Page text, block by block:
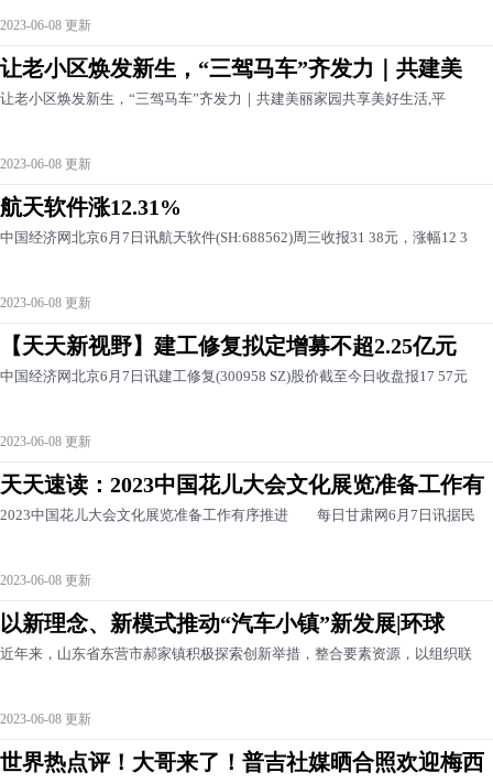
2023-06-08 更新
让老小区焕发新生，“三驾马车”齐发力｜共建美
让老小区焕发新生，“三驾马车”齐发力｜共建美丽家园共享美好生活,平
2023-06-08 更新
航天软件涨12.31%
中国经济网北京6月7日讯航天软件(SH:688562)周三收报31 38元，涨幅12 3
2023-06-08 更新
【天天新视野】建工修复拟定增募不超2.25亿元
中国经济网北京6月7日讯建工修复(300958 SZ)股价截至今日收盘报17 57元
2023-06-08 更新
天天速读：2023中国花儿大会文化展览准备工作有
2023中国花儿大会文化展览准备工作有序推进 每日甘肃网6月7日讯据民
2023-06-08 更新
以新理念、新模式推动“汽车小镇”新发展|环球
近年来，山东省东营市郝家镇积极探索创新举措，整合要素资源，以组织联
2023-06-08 更新
世界热点评！大哥来了！普吉社媒晒合照欢迎梅西